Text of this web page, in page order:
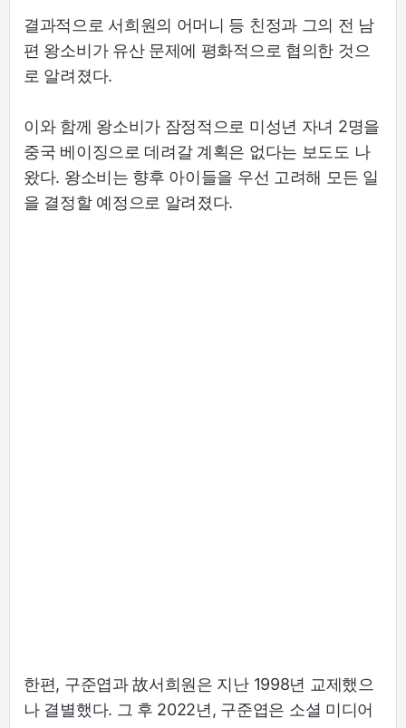
결과적으로 서희원의 어머니 등 친정과 그의 전 남
편 왕소비가 유산 문제에 평화적으로 협의한 것으
로 알려졌다.
이와 함께 왕소비가 잠정적으로 미성년 자녀 2명을
중국 베이징으로 데려갈 계획은 없다는 보도도 나
왔다. 왕소비는 향후 아이들을 우선 고려해 모든 일
을 결정할 예정으로 알려졌다.
한편, 구준엽과 故서희원은 지난 1998년 교제했으
나 결별했다. 그 후 2022년, 구준엽은 소셜 미디어